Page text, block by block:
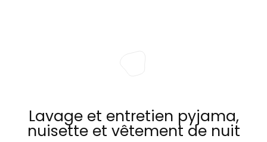
Lavage et entretien pyjama,
nuisette et vêtement de nuit